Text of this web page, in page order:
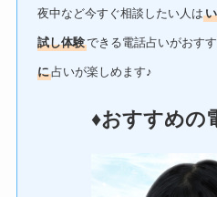
夜中など今すぐ相談したい人は
試し体験できる電話占いがおす
に占いが楽しめます♪
♦︎おすすめの